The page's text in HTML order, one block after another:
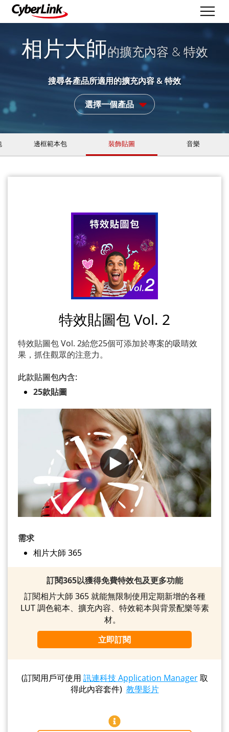
相片大師的擴充內容 & 特效
搜尋各產品所適用的擴充內容 & 特效
選擇一個產品
邊框範本包 裝飾貼圖 音樂
特效貼圖包 Vol. 2
特效貼圖包 Vol. 2給您25個可添加於專案的吸睛效
果，抓住觀眾的注意力。
此款貼圖包內含:
25款貼圖
需求
相片大師 365
訂閱365以獲得免費特效包及更多功能
訂閱相片大師 365 就能無限制使用定期新增的各種
LUT 調色範本、擴充內容、特效範本與背景配樂等素
材。
立即訂閱
(訂閱用戶可使用 訊連科技 Application Manager取
得此內容套件) 教學影片